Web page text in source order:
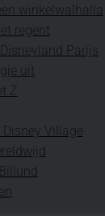
winkelwalhalla
regent
Parijs
uit
Z
Village